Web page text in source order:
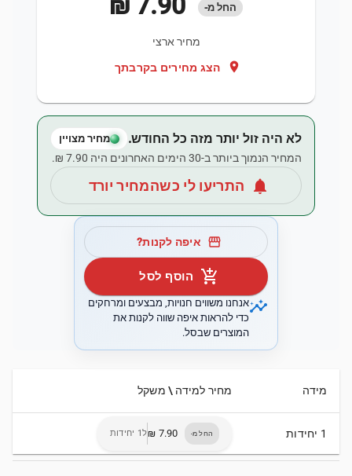
החל מ-
מחיר ארצי
location_on הצג מחירים בקרבתך
לא היה זול יותר מזה כל החודש. מחיר מצויין
המחיר הנמוך ביותר ב-30 הימים האחרונים היה ‏7.90 ‏₪.
notifications התריעו לי כשהמחיר יורד
storefront איפה לקנות?
add_shopping_cart הוסף לסל
insightsאנחנו משווים חנויות, מבצעים ומרחקים
כדי להראות איפה שווה לקנות את
המוצרים שבסל.
מידה מחיר למידה \ משקל
1 יחידות החל מ- ל1 יחידות